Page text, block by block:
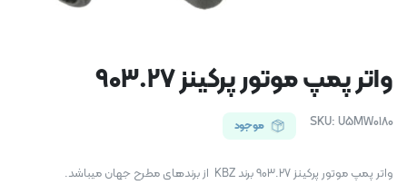
واتر پمپ موتور پرکینز 903.27
SKU: U5MW0180 موجود
واتر پمپ موتور پرکینز 903.27 برند KBZ از برندهای مطرح جهان میباشد.